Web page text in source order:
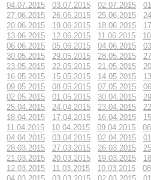
04.07.2015 03.07.2015 02.07.2015
27.06.2015 26.06.2015 25.06.2015
20.06.2015 19.06.2015 18.06.2015
13.06.2015 12.06.2015 11.06.2015
06.06.2015 05.06.2015 04.06.2015
30.05.2015 29.05.2015 28.05.2015
23.05.2015 22.05.2015 21.05.2015
16.05.2015 15.05.2015 14.05.2015
09.05.2015 08.05.2015 07.05.2015
02.05.2015 01.05.2015 30.04.2015
25.04.2015 24.04.2015 23.04.2015
18.04.2015 17.04.2015 16.04.2015
11.04.2015 10.04.2015 09.04.2015
04.04.2015 03.04.2015 02.04.2015
28.03.2015 27.03.2015 26.03.2015
21.03.2015 20.03.2015 19.03.2015
12.03.2015 11.03.2015 10.03.2015